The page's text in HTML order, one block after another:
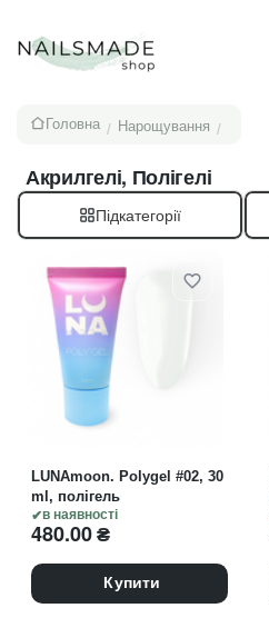
Головна / Нарощування /
Акрилгелі, Полігелі
Підкатегорії
в наявності
LUNAmoon. Polygel #02, 30
ml, полігель
480.00₴
Купити